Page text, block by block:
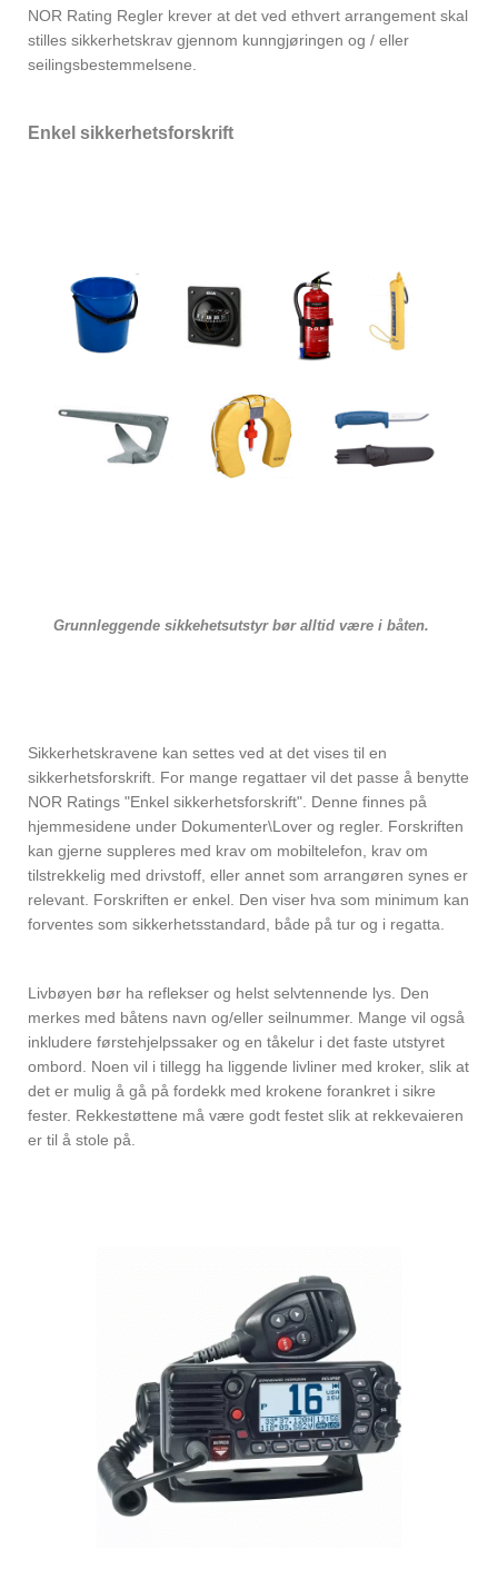
NOR Rating Regler krever at det ved ethvert arrangement skal
stilles sikkerhetskrav gjennom kunngjøringen og / eller
seilingsbestemmelsene.
Enkel sikkerhetsforskrift
Grunnleggende sikkehetsutstyr bør alltid være i båten.
Sikkerhetskravene kan settes ved at det vises til en
sikkerhetsforskrift. For mange regattaer vil det passe å benytte
NOR Ratings "Enkel sikkerhetsforskrift". Denne finnes på
hjemmesidene under Dokumenter\Lover og regler. Forskriften
kan gjerne suppleres med krav om mobiltelefon, krav om
tilstrekkelig med drivstoff, eller annet som arrangøren synes er
relevant. Forskriften er enkel. Den viser hva som minimum kan
forventes som sikkerhetsstandard, både på tur og i regatta.
Livbøyen bør ha reflekser og helst selvtennende lys. Den
merkes med båtens navn og/eller seilnummer. Mange vil også
inkludere førstehjelpssaker og en tåkelur i det faste utstyret
ombord. Noen vil i tillegg ha liggende livliner med kroker, slik at
det er mulig å gå på fordekk med krokene forankret i sikre
fester. Rekkestøttene må være godt festet slik at rekkevaieren
er til å stole på.